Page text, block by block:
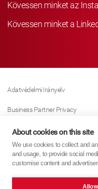
Kövessen minket az
Kövessen minket a
Adatvédelmi Irányelv
Business Partner Privacy
Sütikre Vonatkozó Irányelv
Modern Slavery Act Policy
About cookies on this site
We use cookies to collect and
and usage, to provide social
customise content and